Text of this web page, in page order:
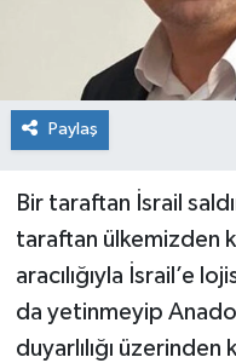
Paylaş
Bir taraftan İsrail
taraftan ülkemizden
aracılığıyla İsrail’e
da yetinmeyip
duyarlılığı